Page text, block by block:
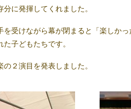
に発揮してくれました。
を受けながら幕が閉まると「楽しか
子どもたちです。
２演目を発表しました。